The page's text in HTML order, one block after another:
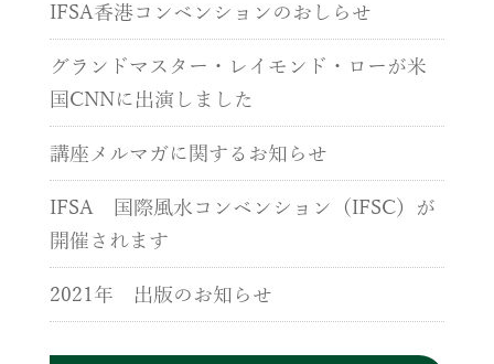
IFSA香港コンベンションのおしらせ
グランドマスター・レイモンド・ローが米
国CNNに出演しました
講座メルマガに関するお知らせ
IFSA 国際風水コンベンション（IFSC）が
開催されます
2021年 出版のお知らせ